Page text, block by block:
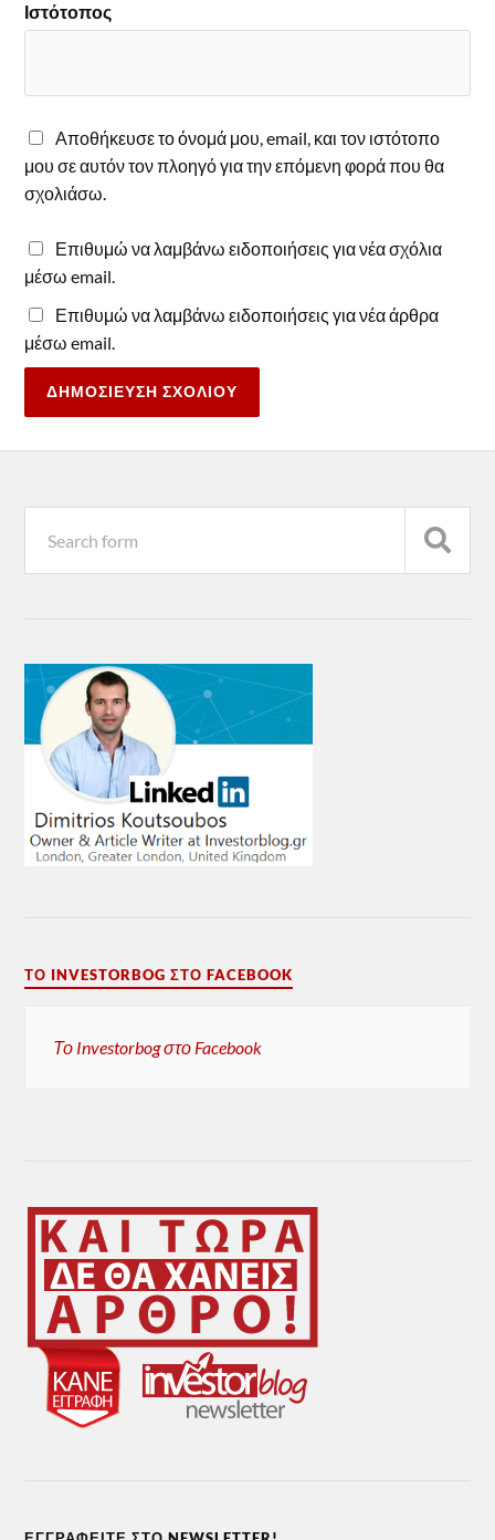
Ιστότοπος
Αποθήκευσε το όνομά μου, email, και τον ιστότοπο
μου σε αυτόν τον πλοηγό για την επόμενη φορά που θα
σχολιάσω.
Επιθυμώ να λαμβάνω ειδοποιήσεις για νέα σχόλια
μέσω email.
Επιθυμώ να λαμβάνω ειδοποιήσεις για νέα άρθρα
μέσω email.
ΤΟ INVESTORBOG ΣΤΟ FACEBOOK
Το Investorbog στο Facebook